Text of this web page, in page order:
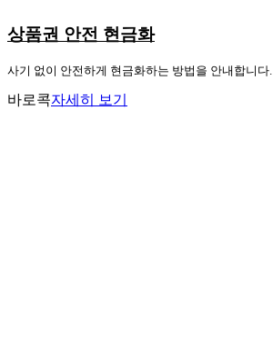
상품권 안전 현금화
사기 없이 안전하게 현금화하는 방법을 안내합니다.
바로콕자세히 보기